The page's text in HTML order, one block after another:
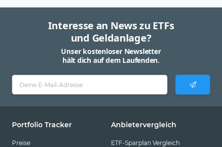
Interesse an News zu ETFs
und Geldanlage?
Unser kostenloser Newsletter
hält dich auf dem Laufenden.
Portfolio Tracker
Preise
Anbietervergleich
ETF-Sparplan Vergleich